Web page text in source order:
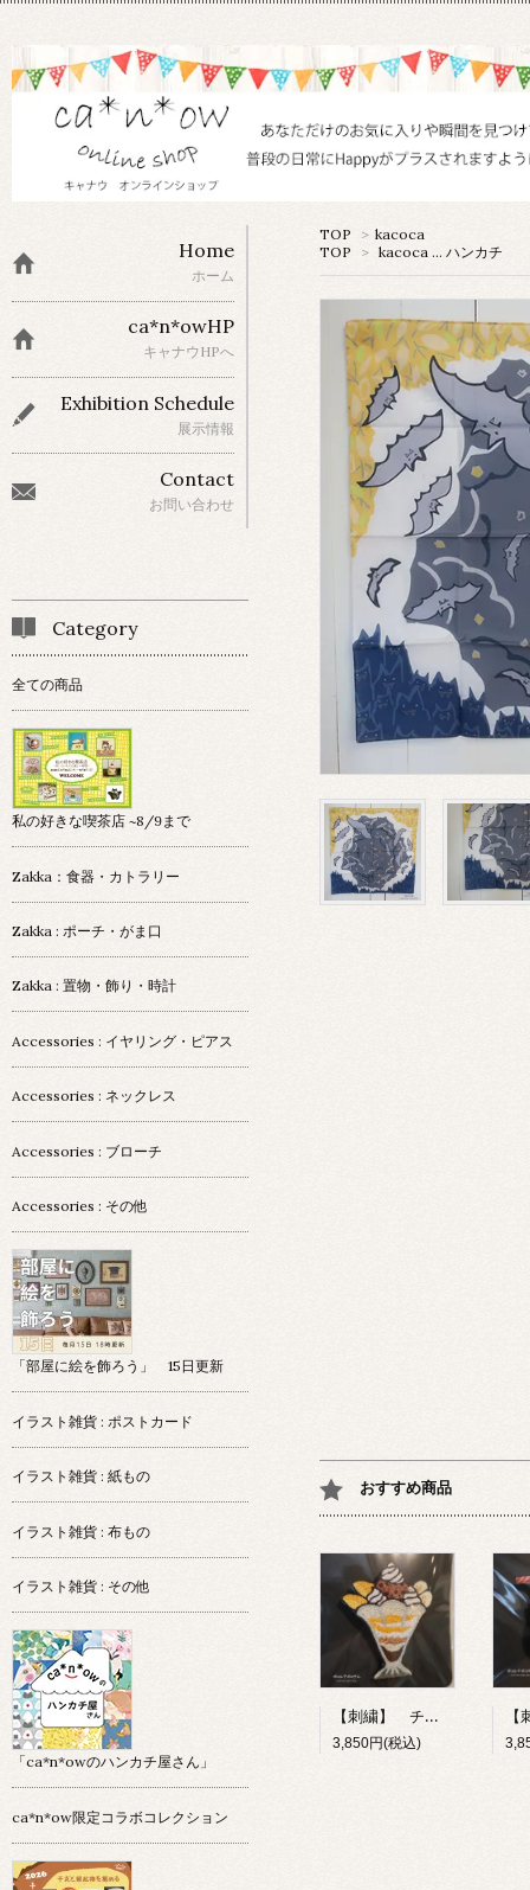
TOP > kacoca
TOP
> kacoca ... ハンカチ
おすすめ商品
【刺繍】 チョコレートパフェ 【ポコルテポコチル】
3,850円(税込)
Home
ホーム
ca*n*owHP
キャナウHPへ
Exhibition Schedule
展示情報
Contact
お問い合わせ
Category
全ての商品
私の好きな喫茶店 ~8/9まで
Zakka：食器・カトラリー
Zakka : ポーチ・がま口
Zakka : 置物・飾り・時計
Accessories : イヤリング・ピアス
Accessories : ネックレス
Accessories : ブローチ
Accessories : その他
「部屋に絵を飾ろう」 15日更新
イラスト雑貨 : ポストカード
イラスト雑貨 : 紙もの
イラスト雑貨 : 布もの
イラスト雑貨 : その他
「ca*n*owのハンカチ屋さん」
ca*n*ow限定コラボコレクション